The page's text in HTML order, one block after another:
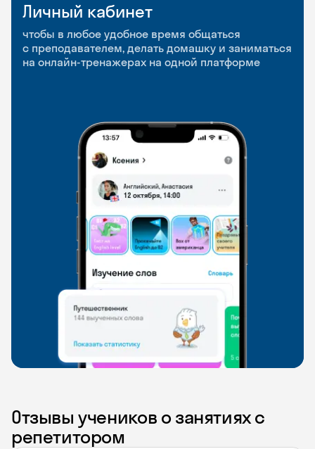
Личный кабинет
чтобы в любое удобное время общаться
с преподавателем, делать домашку и заниматься
на онлайн-тренажерах на одной платформе
Мобильное
приложение
чтобы заниматься и изучать новые слова где
и когда удобно
Разговорные клубы
и Talks
Групповые занятия для разговорной практики
и индивидуальные встречи с преподавателями
Отзывы учеников о занятиях с
репетитором